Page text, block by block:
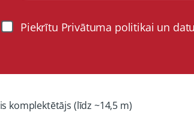
Piekrītu Privātuma politikai un
komplektētājs (līdz ~14,5 m)